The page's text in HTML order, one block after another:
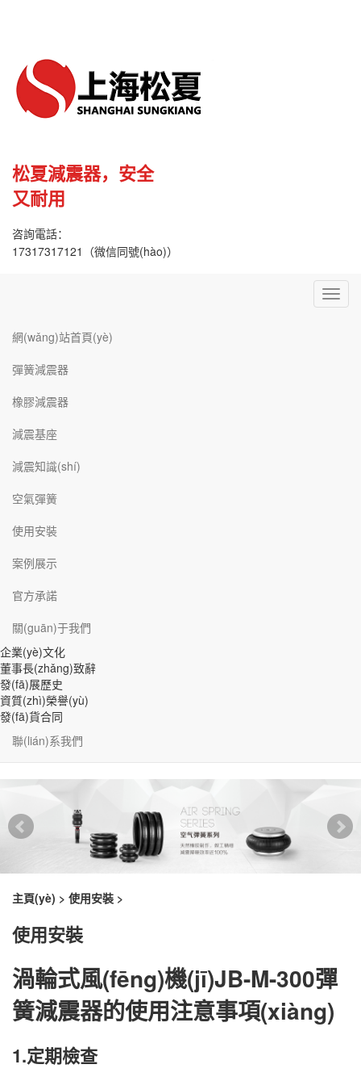
松夏減震器，安全
又耐用
咨詢電話：
17317317121（微信同號(hào)）
網(wǎng)站首頁(yè)
彈簧減震器
橡膠減震器
減震基座
減震知識(shí)
空氣彈簧
使用安裝
案例展示
官方承諾
關(guān)于我們
企業(yè)文化
董事長(zhǎng)致辭
發(fā)展歷史
資質(zhì)榮譽(yù)
發(fā)貨合同
聯(lián)系我們
主頁(yè) > 使用安裝 >
使用安裝
渦輪式風(fēng)機(jī)JB-M-300彈
簧減震器的使用注意事項(xiàng)
1.定期檢查